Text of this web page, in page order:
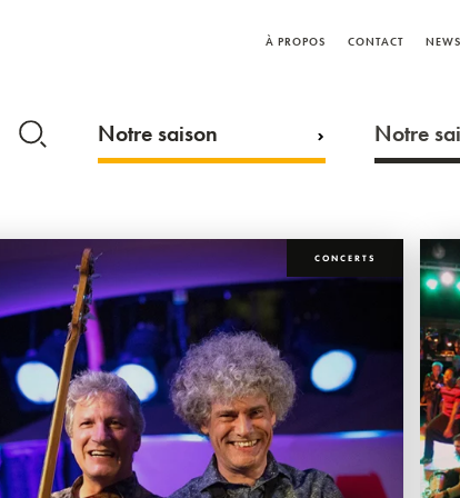
À PROPOS CONTACT
Notre saison Notre
CONCERTS